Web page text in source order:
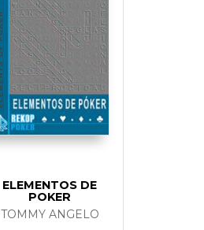
ELEMENTOS DE
POKER
TOMMY ANGELO